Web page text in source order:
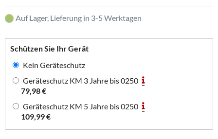
Auf Lager, Lieferung in 3-5 Werktagen
Schützen Sie Ihr Gerät
Kein Geräteschutz
Geräteschutz KM 3 Jahre bis 0250
79,98 €
Geräteschutz KM 5 Jahre bis 0250
109,99 €